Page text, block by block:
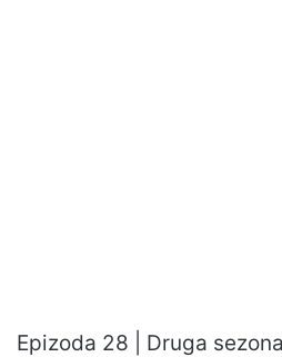
Epizoda 28 | Druga